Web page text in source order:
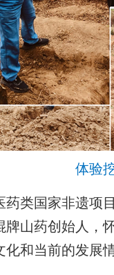
体验
国家非遗项
牌山药创始人，
化和当前的发展